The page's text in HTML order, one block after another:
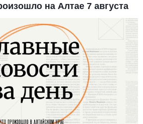
на Алтае 7 августа